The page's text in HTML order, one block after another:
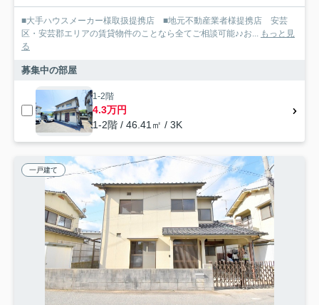
■大手ハウスメーカー様取扱提携店 ■地元不動産業者様提携店 安芸
区・安芸郡エリアの賃貸物件のことなら全てご相談可能♪♪お...
もっと見
る
募集中の部屋
1-2階
4.3万円
1-2階 / 46.41㎡ / 3K
一戸建て